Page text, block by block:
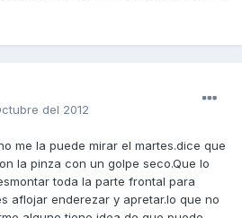
del 2012
me la puede mirar el martes.dice que
la pinza con un golpe seco.Que lo
toda la parte frontal para
aflojar enderezar y apretar.lo que no